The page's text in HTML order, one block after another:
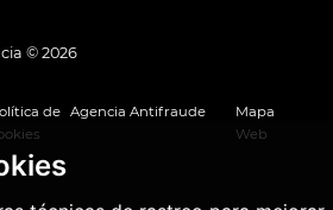
© 2026
de Agencia Antifraude
Mapa
Web